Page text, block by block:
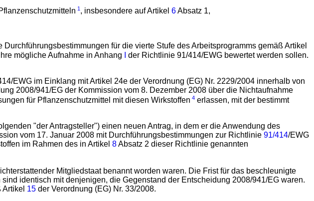
1 , insbesondere auf Artikel 6Absatz 1,
für die vierte Stufe des Arbeitsprogramms gemäß Artikel
mögliche Aufnahme in Anhang
der Richtlinie 91/414/EWG bewertet werden sollen.
EWG im Einklang mit Artikel 24e der Verordnung (EG) Nr. 2229/2004 innerhalb von
2008/941/EG der Kommission vom 8. Dezember 2008 über die Nichtaufnahme
für Pflanzenschutzmittel mit diesen Wirkstoffen 4 erlassen, mit der bestimmt
"der Antragsteller") einen neuen Antrag, in dem er die Anwendung des
vom 17. Januar 2008 mit Durchführungsbestimmungen zur Richtlinie 91/414/EWG
im Rahmen des in Artikel 8Absatz 2 dieser Richtlinie genannten
Mitgliedstaat benannt worden waren. Die Frist für das beschleunigte
identisch mit denjenigen, die Gegenstand der Entscheidung 2008/941/EG waren.
15 der Verordnung (EG) Nr. 33/2008.